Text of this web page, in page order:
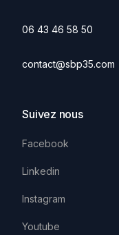
06 43 46 58 50
contact@sbp35.com
Suivez nous
Facebook
Linkedin
Instagram
Youtube